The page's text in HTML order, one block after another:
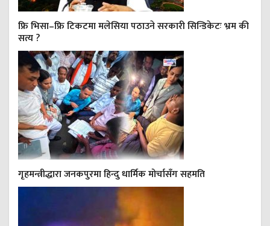
फ्रि भिसा–फ्रि टिकटमा मलेसिया पठाउने सरकारी सिन्डिकेटः भ्रम की
सत्य ?
गृहमन्त्रीद्धारा जनकपुरमा हिन्दु धार्मिक मोर्चासँग सहमति